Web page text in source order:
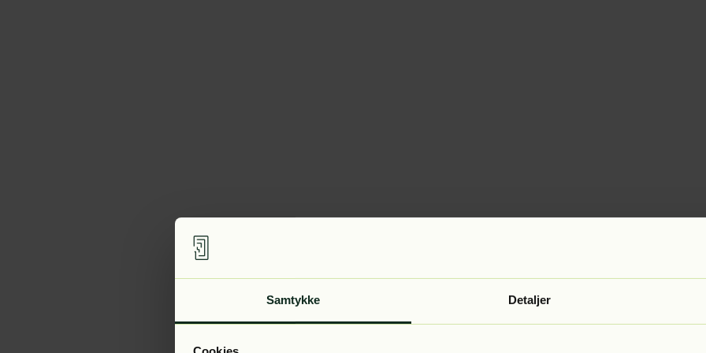
Samtykke Detaljer